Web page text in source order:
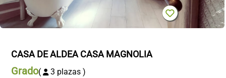
CASA DE ALDEA CASA MAGNOLIA
Grado( 3 plazas )